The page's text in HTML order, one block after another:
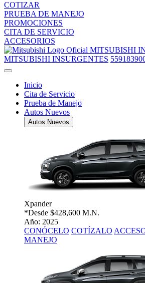
COTIZAR
PRUEBA DE MANEJO
PROMOCIONES
CITA DE SERVICIO
ACCESORIOS
MITSUBISHI
MITSUBISHI INSURGENTES
Inicio
Cita de Servicio
Prueba de Manejo
Autos Nuevos
Autos Nuevos
Xpander
*Desde $428,600 M.N.
Año: 2025
CONÓCELO COTÍZALO
MANEJO